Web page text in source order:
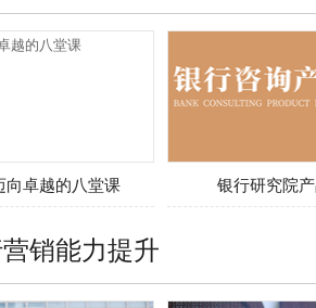
向卓越的八堂课 银行研究院
销能力提升